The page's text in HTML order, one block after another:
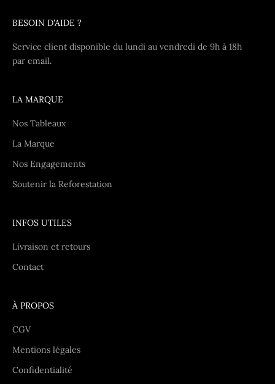
BESOIN D'AIDE ?
Service client disponible du lundi au vendredi de 9h à 18h
par email.
LA MARQUE
Nos Tableaux
La Marque
Nos Engagements
Soutenir la Reforestation
INFOS UTILES
Livraison et retours
Contact
À PROPOS
CGV
Mentions légales
Confidentialité